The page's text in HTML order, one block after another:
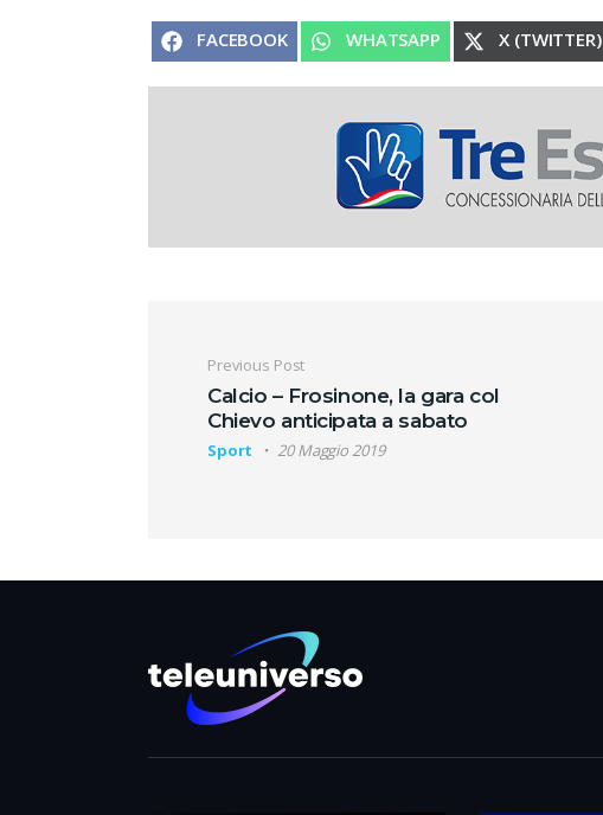
SHARE ON
FACEBOOK SHARE ON
WHATSAPP SHARE ON
X (TWITTER)
Navigazione articoli
Previous Post
Calcio – Frosinone, la gara col
Chievo anticipata a sabato
Sport 20 Maggio 2019